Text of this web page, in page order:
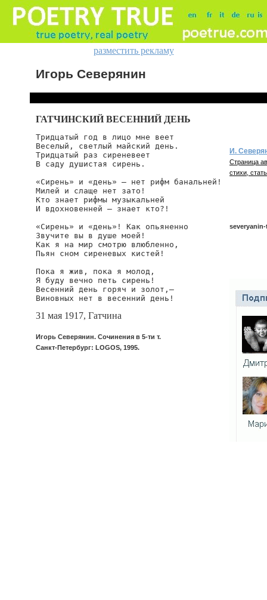
разместить рекламу
Игорь Северянин
ГАТЧИНСКИЙ ВЕСЕННИЙ ДЕНЬ
Тридцатый год в лицо мне веет
Веселый, светлый майский день.
Тридцатый раз сиреневеет
В саду душистая сирень.
«Сирень» и «день» — нет рифм банальней!
Милей и слаще нет зато!
Кто знает рифмы музыкальней
И вдохновенней — знает кто?!
«Сирень» и «день»! Как опьяненно
Звучите вы в душе моей!
Как я на мир смотрю влюбленно,
Пьян сном сиреневых кистей!
Пока я жив, пока я молод,
Я буду вечно петь сирень!
Весенний день горяч и золот,—
Виновных нет в весенний день!
31 мая 1917, Гатчина
Игорь Северянин. Сочинения в 5-ти т.
Санкт-Петербург: LOGOS, 1995.
И.
Страница
стихи,